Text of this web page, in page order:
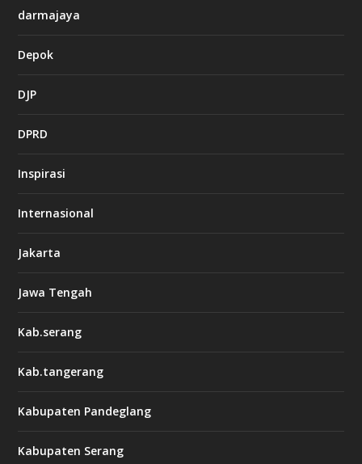
darmajaya
Depok
DJP
DPRD
Inspirasi
Internasional
Jakarta
Jawa Tengah
Kab.serang
Kab.tangerang
Kabupaten Pandeglang
Kabupaten Serang